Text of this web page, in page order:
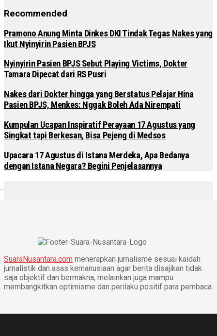
Recommended
Pramono Anung Minta Dinkes DKI Tindak Tegas Nakes yang
Ikut Nyinyirin Pasien BPJS
Nyinyirin Pasien BPJS Sebut Playing Victims, Dokter
Tamara Dipecat dari RS Pusri
Nakes dari Dokter hingga yang Berstatus Pelajar Hina
Pasien BPJS, Menkes: Nggak Boleh Ada Nirempati
Kumpulan Ucapan Inspiratif Perayaan 17 Agustus yang
Singkat tapi Berkesan, Bisa Pejeng di Medsos
Upacara 17 Agustus di Istana Merdeka, Apa Bedanya
dengan Istana Negara? Begini Penjelasannya
SuaraNusantara.com menerapkan jurnalisme sesuai kaidah
jurnalistik dan asas kemanusiaan agar berita disajikan tidak
saja objektif dan bermakna, melainkan juga mampu
membangkitkan optimisme dan perilaku positif para pembaca.